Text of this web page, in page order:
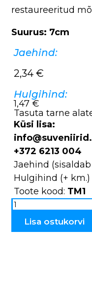
restaureeritud
Suurus: 7cm
Jaehind:
2,34 €
Hulgihind:
1,47 €
Tasuta tarne
Küsi lisa:
+372 6213 004
Jaehind
Hulgihind (+ km.)
Toote kood: TM1
Magnet
Eestimaa
mõisad
kogusLisa ostukorvi